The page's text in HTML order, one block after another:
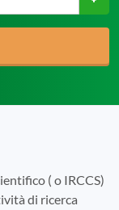
( o IRCCS)
di ricerca